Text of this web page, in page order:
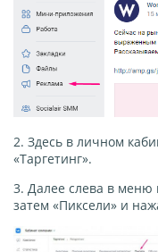
2. Здесь в личном
«Таргетинг».
3. Далее слева в меню
затем «Пиксели» и